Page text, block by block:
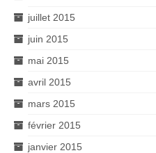
juillet 2015
juin 2015
mai 2015
avril 2015
mars 2015
février 2015
janvier 2015